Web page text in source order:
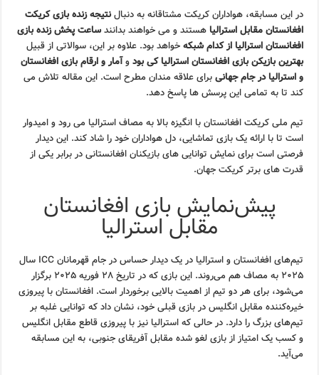
در این مسابقه، هواداران کریکت مشتاقانه به دنبالنتیجه زنده بازی کریکت
افغانستان مقابل استرالیا هستند و می خواهند بدانندساعت پخش زنده بازی
افغانستان استرالیا از کدام شبکهخواهد بود. علاوه بر این، سوالاتی از قبیل
بهترین بازیکن بازی افغانستان استرالیا کی بودوآمار و ارقام بازی افغانستان
و استرالیا در جام جهانیبرای علاقه مندان مطرح است. این مقاله تلاش می
کند تا به تمامی این پرسش ها پاسخ دهد.
تیم ملی کریکت افغانستان با انگیزه بالا به مصاف استرالیا می رود و امیدوار
است تا با ارائه یک بازی تماشایی، دل هواداران خود را شاد کند. این دیدار
فرصتی است برای نمایش توانایی های بازیکنان افغانستانی در برابر یکی از
قدرت های برتر کریکت جهان.
پیش‌نمایش بازی افغانستان
مقابل استرالیا
تیم‌های افغانستان و استرالیا در یک دیدار حساس در جام قهرمانان ICC سال
۲۰۲۵ به مصاف هم می‌روند. این بازی که در تاریخ ۲۸ فوریه ۲۰۲۵ برگزار
می‌شود، برای هر دو تیم از اهمیت بالایی برخوردار است. افغانستان با پیروزی
خیره‌کننده مقابل انگلیس در بازی قبلی خود، نشان داد که توانایی غلبه بر
تیم‌های بزرگ را دارد. در حالی که استرالیا نیز با پیروزی قاطع مقابل انگلیس
و کسب یک امتیاز از بازی لغو شده مقابل آفریقای جنوبی، به این مسابقه
می‌آید.